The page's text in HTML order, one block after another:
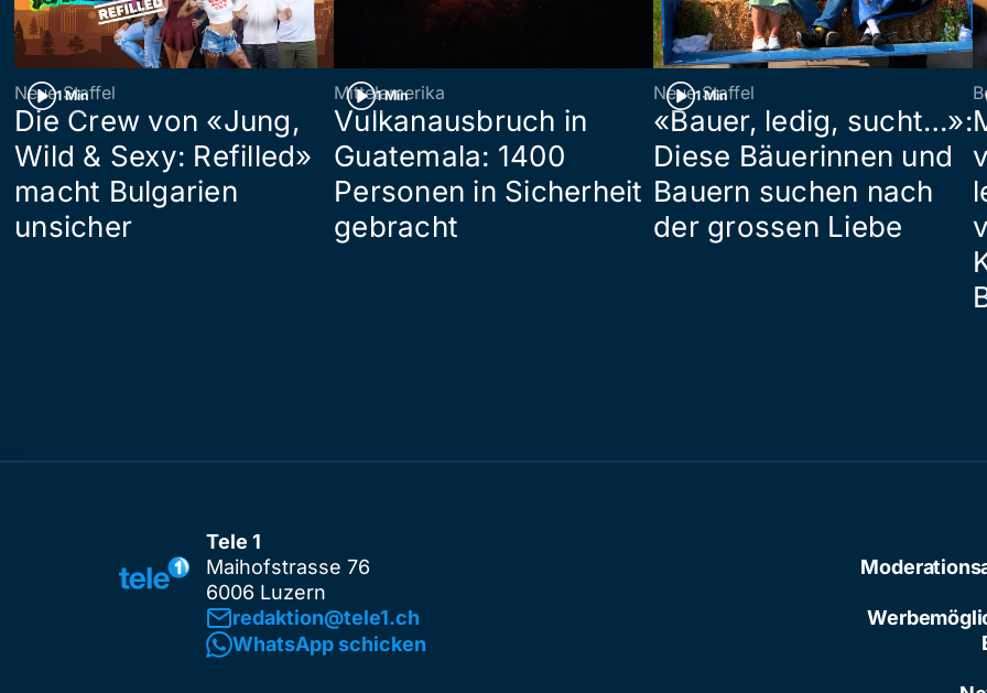
1 Min
Neue Staffel
Die Crew von «Jung,
Wild & Sexy: Refilled»
macht Bulgarien
unsicher
1 Min
Mittelamerika
Vulkanausbruch in
Guatemala: 1400
Personen in Sicherheit
gebracht
1 Min
Neue Staffel
«Bauer, ledig, sucht…»:
Diese Bäuerinnen und
Bauern suchen nach
der grossen Liebe
Tele 1
Maihofstrasse 76
6006 Luzern
redaktion@tele1.ch
WhatsApp schicken